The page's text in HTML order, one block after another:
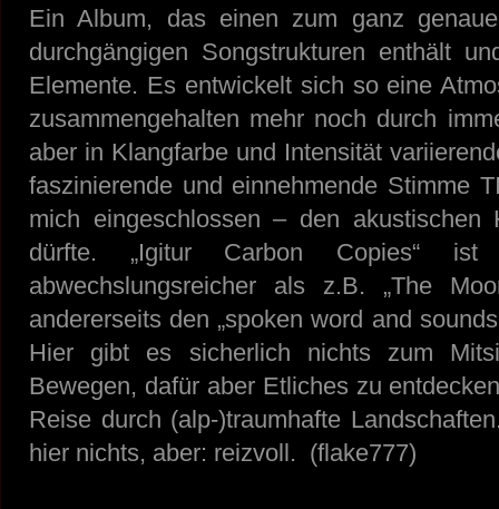
Ein Album, das einen zum ganz
durchgängigen Songstrukturen enthält
Elemente. Es entwickelt sich so eine
zusammengehalten mehr noch durch
aber in Klangfarbe und Intensität
faszinierende und einnehmende Stimme
mich eingeschlossen – den akustischen
dürfte. „Igitur Carbon Copies“
abwechslungsreicher als z.B. „The
andererseits den „spoken word and
Hier gibt es sicherlich nichts zum
Bewegen, dafür aber Etliches zu
Reise durch (alp-)traumhafte
hier nichts, aber: reizvoll. (flake777)